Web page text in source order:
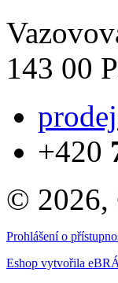
143 00
+420
© 2026,
Prohlášení o
Eshop vytvořila